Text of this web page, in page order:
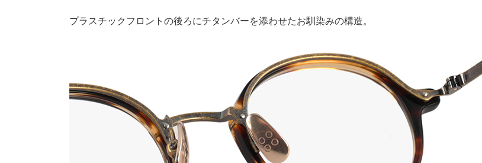
プラスチックフロントの後ろにチタンバーを添わせたお馴染みの構造。